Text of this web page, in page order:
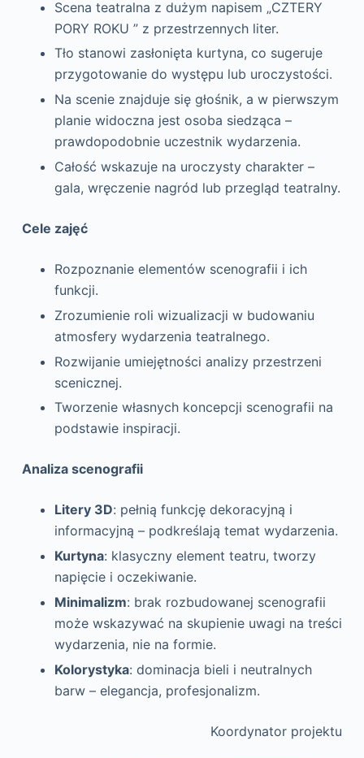
Scena teatralna z dużym napisem „CZTERY
PORY ROKU ” z przestrzennych liter.
Tło stanowi zasłonięta kurtyna, co sugeruje
przygotowanie do występu lub uroczystości.
Na scenie znajduje się głośnik, a w pierwszym
planie widoczna jest osoba siedząca –
prawdopodobnie uczestnik wydarzenia.
Całość wskazuje na uroczysty charakter –
gala, wręczenie nagród lub przegląd teatralny.
Cele zajęć
Rozpoznanie elementów scenografii i ich
funkcji.
Zrozumienie roli wizualizacji w budowaniu
atmosfery wydarzenia teatralnego.
Rozwijanie umiejętności analizy przestrzeni
scenicznej.
Tworzenie własnych koncepcji scenografii na
podstawie inspiracji.
Analiza scenografii
Litery 3D: pełnią funkcję dekoracyjną i
informacyjną – podkreślają temat wydarzenia.
Kurtyna: klasyczny element teatru, tworzy
napięcie i oczekiwanie.
Minimalizm: brak rozbudowanej scenografii
może wskazywać na skupienie uwagi na treści
wydarzenia, nie na formie.
Kolorystyka: dominacja bieli i neutralnych
barw – elegancja, profesjonalizm.
Koordynator projektu